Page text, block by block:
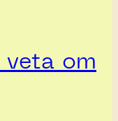
om